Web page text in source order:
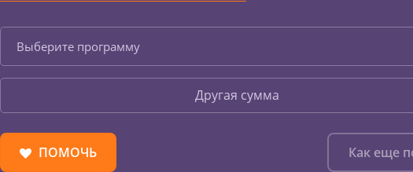
Выберите программу
Другая сумма
ПОМОЧЬ Как еще